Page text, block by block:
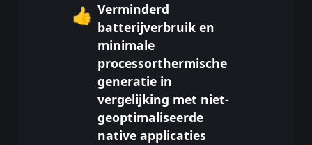
👍 Verminderd
batterijverbruik en
minimale
processorthermische
generatie in
vergelijking met niet-
geoptimaliseerde
native applicaties